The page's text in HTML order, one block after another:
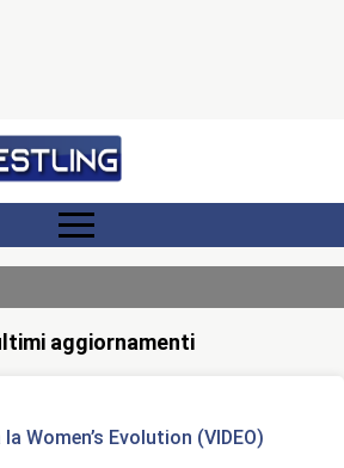
aggiornamenti
Women’s Evolution (VIDEO)